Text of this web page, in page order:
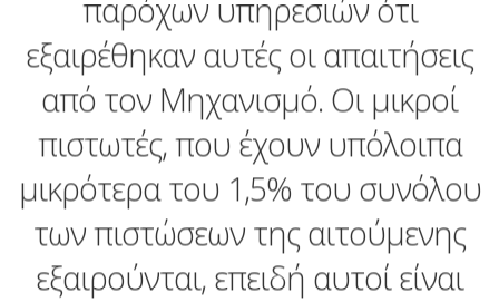
παρόχων υπηρεσιών ότι
εξαιρέθηκαν αυτές οι απαιτήσεις
από τον Μηχανισμό. Οι μικροί
πιστωτές, που έχουν υπόλοιπα
μικρότερα του 1,5% του συνόλου
των πιστώσεων της αιτούμενης
εξαιρούνται, επειδή αυτοί είναι